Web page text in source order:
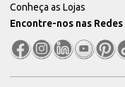
Conheça as Lojas
Encontre-nos nas